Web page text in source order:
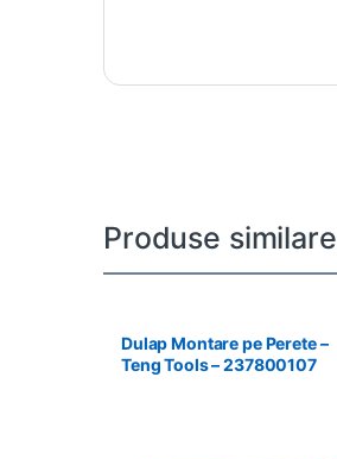
Produse similare
Dulap Montare pe Perete –
Teng Tools – 237800107